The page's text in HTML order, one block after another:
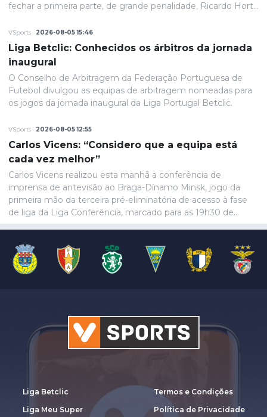
fechar a primeira parte, de grande penalidade, Ricardo Horta
e até final o resultado permaneceria inalterado.
VSports 2026-08-05 15:46
Liga Betclic: Conhecidos os árbitros da jornada
inaugural
O Conselho de Arbitragem da Federação Portuguesa de
Futebol divulgou as equipas de arbitragem nomeadas para
os jogos da jornada inaugural da Liga Portugal Betclic.
VSports 2026-08-05 12:55
Carlos Vicens: “Considero que a equipa está
cada vez melhor”
Carlos Vicens realizou esta manhã a conferência de
imprensa de antevisão ao Braga-Dínamo Minsk, jogo da
primeira mão da terceira pré-eliminatória de acesso à fase
de liga da Liga Conferência, marcado para as 19h30 de
Liga Betclic
Liga Meu Super
Termos e Condições
Política de Privacidade